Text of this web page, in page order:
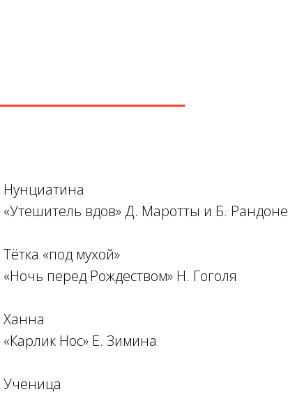
Нунциатина
«Утешитель вдов» Д. Маротты и Б. Рандоне
Тётка «под мухой»
«Ночь перед Рождеством» Н. Гоголя
Ханна
«Карлик Нос» Е. Зимина
Ученица